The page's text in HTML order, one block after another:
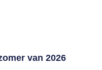
van 2026